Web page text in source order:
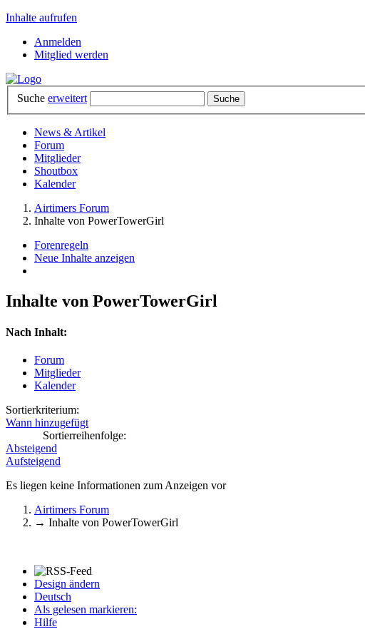
Inhalte aufrufen
Anmelden
Mitglied werden
Suche erweitert
News & Artikel
Forum
Mitglieder
Shoutbox
Kalender
Airtimers Forum
Inhalte von PowerTowerGirl
Forenregeln
Neue Inhalte anzeigen
Inhalte von PowerTowerGirl
Nach Inhalt:
Forum
Mitglieder
Kalender
Sortierkriterium:
Wann hinzugefügt
Sortierreihenfolge:
Absteigend
Aufsteigend
Es liegen keine Informationen zum Anzeigen vor
Airtimers Forum
→ Inhalte von PowerTowerGirl
Design ändern
Deutsch
Als gelesen markieren:
Hilfe